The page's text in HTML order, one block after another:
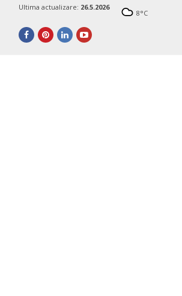
Ultima actualizare: 26.5.2026
8°C